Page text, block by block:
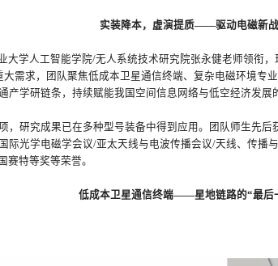
实装降本，虚演提质——驱动电磁新
大学人工智能学院/无人系统技术研究院张永健老师领衔
需求，团队聚焦低成本卫星通信终端、复杂电磁环境专
学研链条，持续赋能我国空间信息网络与低空经济发展
，研究成果已在多种型号装备中得到应用。团队师生先
际光学电磁学会议/亚太天线与电波传播会议/天线、传播
赛特等奖等荣誉。
低成本卫星通信终端——星地链路的“最后